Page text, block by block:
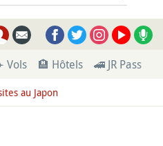
Vols 🏨 Hôtels 🚄 JR Pass
au Japon